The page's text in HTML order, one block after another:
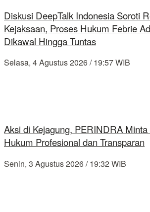
Diskusi DeepTalk Indonesia Soroti
Kejaksaan, Proses Hukum Febrie
Dikawal Hingga Tuntas
Selasa, 4 Agustus 2026 / 19:57 WIB
Aksi di Kejagung, PERINDRA Minta
Hukum Profesional dan Transparan
Senin, 3 Agustus 2026 / 19:32 WIB